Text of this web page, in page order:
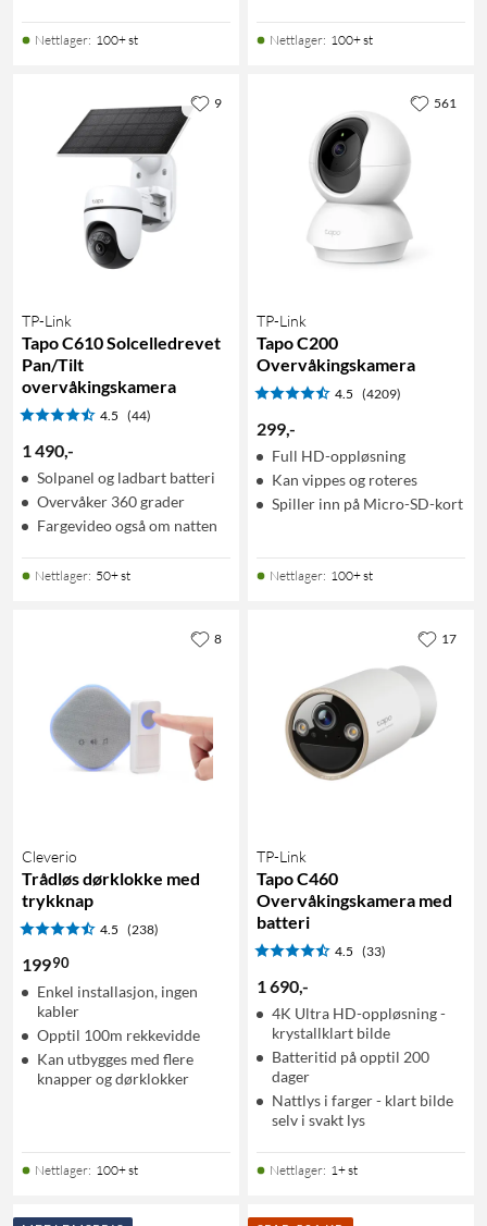
Nettlager: 100+ st Nettlager: 100+ st
TP-Link
Tapo C610 Solcelledrevet
Pan/Tilt
overvåkingskamera
4.5 (44)
1 490,-
Solpanel og ladbart batteri
Overvåker 360 grader
Fargevideo også om natten
Nettlager: 50+ st
9
TP-Link
Tapo C200
Overvåkingskamera
4.5 (4209)
299,-
Full HD-oppløsning
Kan vippes og roteres
Spiller inn på Micro-SD-kort
Nettlager: 100+ st
561
Cleverio
Trådløs dørklokke med
trykknap
4.5 (238)
19990
Enkel installasjon, ingen
kabler
Opptil 100m rekkevidde
Kan utbygges med flere
knapper og dørklokker
Nettlager: 100+ st
8
TP-Link
Tapo C460
Overvåkingskamera med
batteri
4.5 (33)
1 690,-
4K Ultra HD-oppløsning -
krystallklart bilde
Batteritid på opptil 200
dager
Nattlys i farger - klart bilde
selv i svakt lys
Nettlager: 1+ st
17